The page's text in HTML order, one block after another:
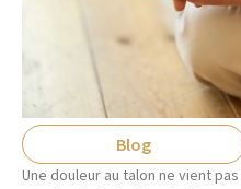
Blog
Une douleur au talon ne vient